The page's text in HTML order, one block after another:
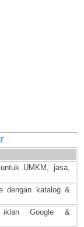
UMKM, jasa,
dengan katalog &
iklan Google &